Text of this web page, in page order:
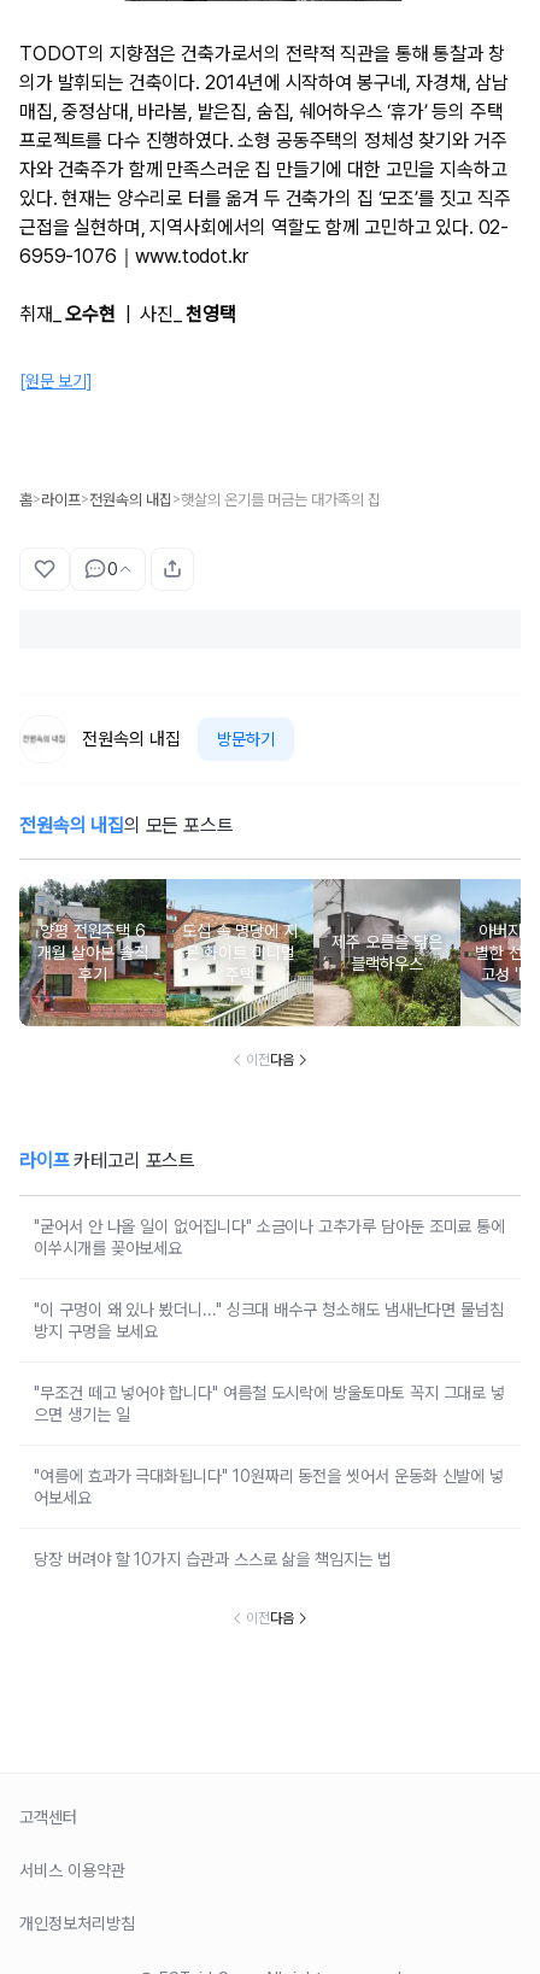
TODOT의 지향점은 건축가로서의 전략적 직관을 통해 통찰과 창
의가 발휘되는 건축이다. 2014년에 시작하여 봉구네, 자경채, 삼남
매집, 중정삼대, 바라봄, 밭은집, 숨집, 쉐어하우스 ‘휴가’ 등의 주택
프로젝트를 다수 진행하였다. 소형 공동주택의 정체성 찾기와 거주
자와 건축주가 함께 만족스러운 집 만들기에 대한 고민을 지속하고
있다. 현재는 양수리로 터를 옮겨 두 건축가의 집 ‘모조’를 짓고 직주
근접을 실현하며, 지역사회에서의 역할도 함께 고민하고 있다. 02-
6959-1076｜www.todot.kr
취재_오수현 | 사진_천영택
[원문 보기]
홈>라이프>전원속의 내집 >햇살의 온기를 머금는 대가족의 집
0
전원속의 내집 방문하기
전원속의 내집의 모든 포스트
양평 전원주택 6
개월 살아본 솔직
후기
도심 속 명당에 지
은 화이트 미니멀
주택
제주 오름을 닮은
블랙하우스
아버지
별한 선
고성
m
이전다음
라이프카테고리 포스트
"굳어서 안 나올 일이 없어집니다" 소금이나 고추가루 담아둔 조미료 통에
이쑤시개를 꽂아보세요
"이 구멍이 왜 있나 봤더니..." 싱크대 배수구 청소해도 냄새난다면 물넘침
방지 구멍을 보세요
"무조건 떼고 넣어야 합니다" 여름철 도시락에 방울토마토 꼭지 그대로 넣
으면 생기는 일
"여름에 효과가 극대화됩니다" 10원짜리 동전을 씻어서 운동화 신발에 넣
어보세요
당장 버려야 할 10가지 습관과 스스로 삶을 책임지는 법
이전다음
고객센터
서비스 이용약관
개인정보처리방침